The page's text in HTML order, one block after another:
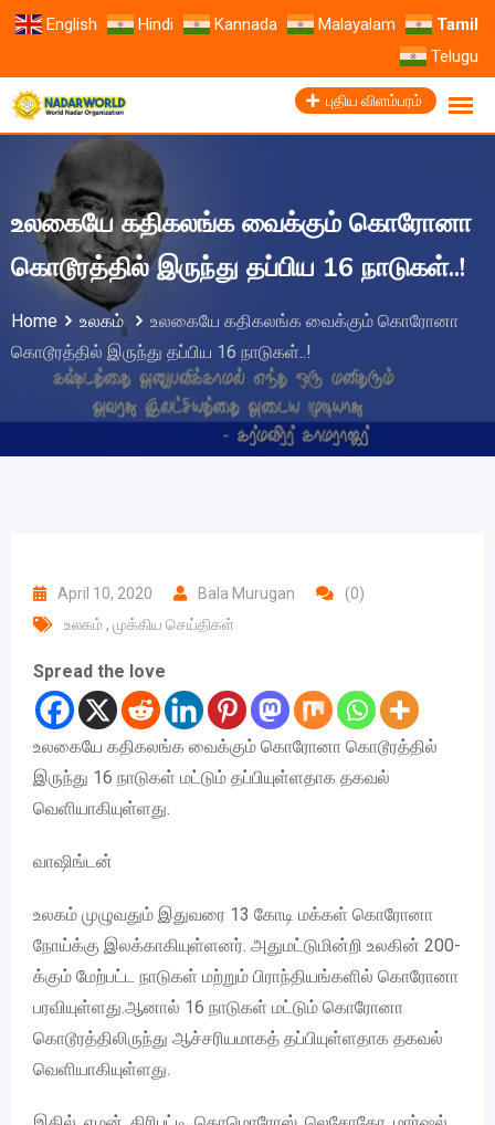
English Hindi Kannada Malayalam
Tamil
Telugu
புதிய விளம்பரம்
உலகையே கதிகலங்க வைக்கும் கொரோனா
கொடூரத்தில் இருந்து தப்பிய 16 நாடுகள்..!
Home உலகம்
உலகையே கதிகலங்க வைக்கும் கொரோனா
கொடூரத்தில் இருந்து தப்பிய 16 நாடுகள்..!
April 10, 2020 Bala Murugan
(0)
உலகம் , முக்கிய செய்திகள்
Spread the love
உலகையே கதிகலங்க வைக்கும் கொரோனா கொடூரத்தில்
இருந்து 16 நாடுகள் மட்டும் தப்பியுள்ளதாக தகவல்
வெளியாகியுள்ளது.
வாஷிங்டன்
உலகம் முழுவதும் இதுவரை 13 கோடி மக்கள் கொரோனா
நோய்க்கு இலக்காகியுள்ளனர். அதுமட்டுமின்றி உலகின் 200-
க்கும் மேற்பட்ட நாடுகள் மற்றும் பிராந்தியங்களில் கொரோனா
பரவியுள்ளது.ஆனால் 16 நாடுகள் மட்டும் கொரோனா
கொடூரத்திலிருந்து ஆச்சரியமாகத் தப்பியுள்ளதாக தகவல்
வெளியாகியுள்ளது.